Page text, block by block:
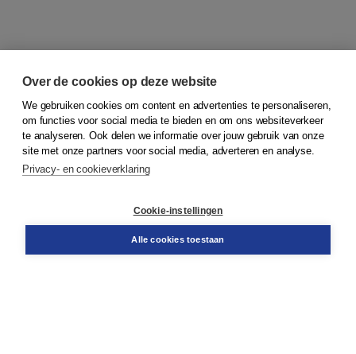
© 2026Koninklijke Boom uitgevers
Bestellen
Over de cookies op deze website
We gebruiken cookies om content en advertenties te personaliseren,
om functies voor social media te bieden en om ons websiteverkeer
te analyseren. Ook delen we informatie over jouw gebruik van onze
site met onze partners voor social media, adverteren en analyse.
Privacy- en cookieverklaring
Cookie-instellingen
Alle cookies toestaan